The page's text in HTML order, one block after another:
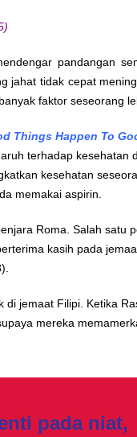
pandangan
tidak cepat
faktor seseorang
Things Happen To
terhadap
kesehatan
memakai aspirin.
Roma. Salah satu
kasih pada
jemaat Filipi. Ketika
mereka
pada niat,